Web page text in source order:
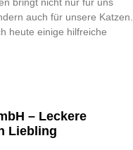
bringt nicht nur für uns
auch für unsere Katzen.
heute einige hilfreiche
– Leckere
Liebling